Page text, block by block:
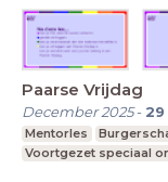
Paarse Vrijdag
December 2025- 29
Mentorles
Voortgezet speciaal